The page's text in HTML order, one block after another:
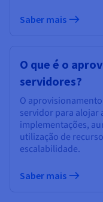
Saber mais
O que é o
servidores?
O
servidor para alojar
implementações,
utilização de
escalabilidade.
Saber mais